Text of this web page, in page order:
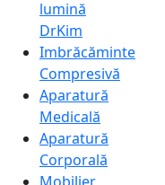
lumină
DrKim
Imbrăcăminte
Compresivă
Aparatură
Medicală
Aparatură
Corporală